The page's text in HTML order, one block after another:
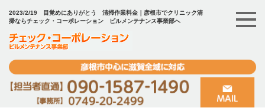
2023/2/19 目覚めにありがとう 清掃作業料金｜彦根市でクリニック清
掃ならチェック・コーポレーション ビルメンテナンス事業部へ